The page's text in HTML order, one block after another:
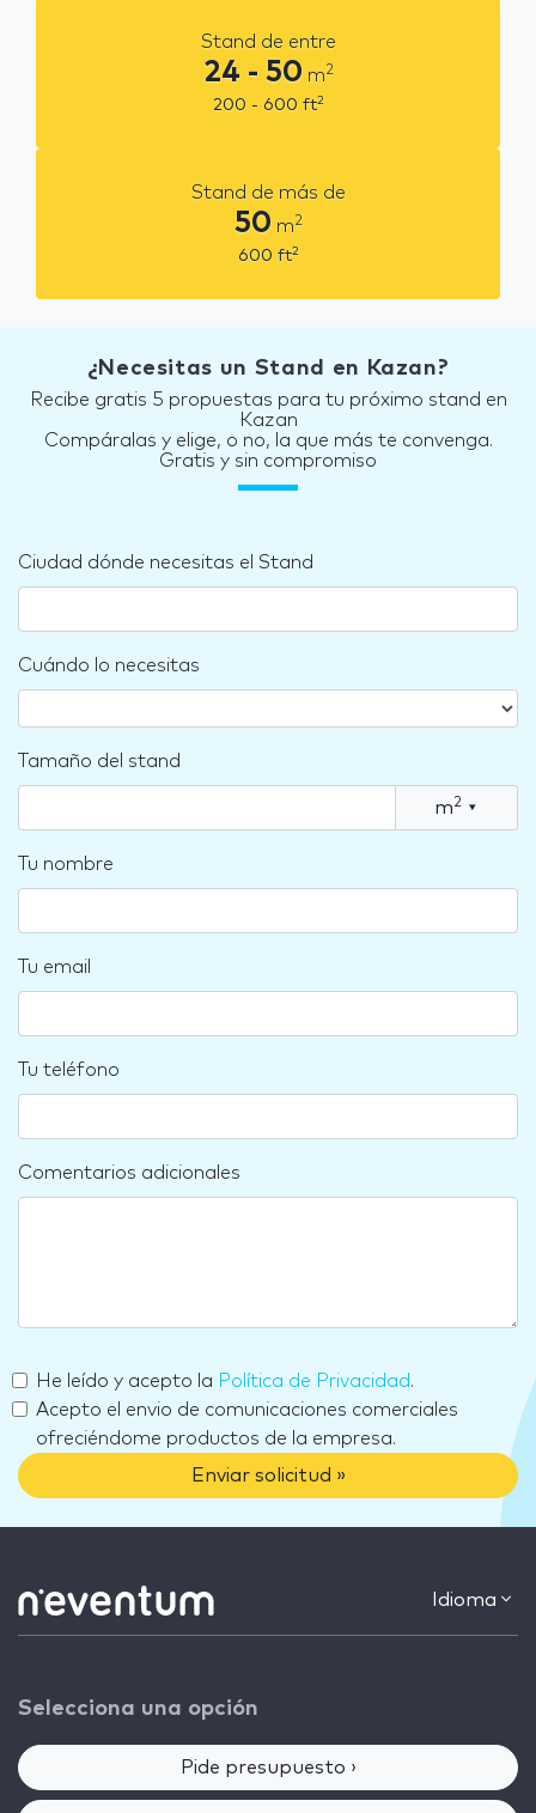
Stand de entre
24 - 50 m2
200 - 600 ft2
Stand de más de
50 m2
600 ft2
¿Necesitas un Stand en Kazan?
Recibe gratis 5 propuestas para tu próximo stand en
Kazan
Compáralas y elige, o no, la que más te convenga.
Gratis y sin compromiso
Ciudad dónde necesitas el Stand
Cuándo lo necesitas
Tamaño del stand
m2 ▾
Tu nombre
Tu email
Tu teléfono
Comentarios adicionales
He leído y acepto la Política de Privacidad.
Acepto el envio de comunicaciones comerciales
ofreciéndome productos de la empresa.
Enviar solicitud »
Idioma
Selecciona una opción
Pide presupuesto ›